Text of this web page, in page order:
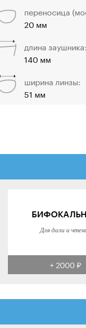
переносица
20 мм
длина заушника:
140 мм
ширина линзы:
51 мм
Для дали и
+ 2000 ₽